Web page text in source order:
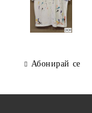
Абонирай се